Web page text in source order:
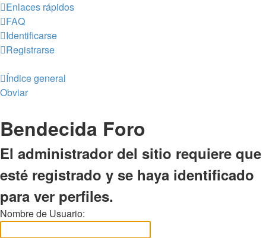
Enlaces rápidos
FAQ
Identificarse
Registrarse
Índice general
Obviar
Bendecida Foro
El administrador del sitio requiere que
esté registrado y se haya identificado
para ver perfiles.
Nombre de Usuario: